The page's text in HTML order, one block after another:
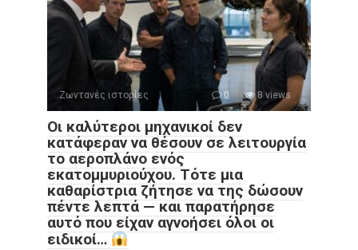
Ζωντανές ιστορίες 0 8 views
Οι καλύτεροι μηχανικοί δεν
κατάφεραν να θέσουν σε λειτουργία
το αεροπλάνο ενός
εκατομμυριούχου. Τότε μια
καθαρίστρια ζήτησε να της δώσουν
πέντε λεπτά — και παρατήρησε
αυτό που είχαν αγνοήσει όλοι οι
ειδικοί…